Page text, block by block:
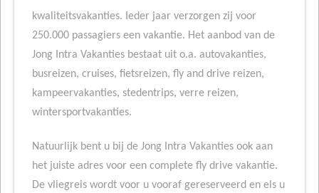
kwaliteitsvakanties. Ieder jaar verzorgen zij voor
250.000 passagiers een vakantie. Het aanbod van de
Jong Intra Vakanties bestaat uit o.a. autovakanties,
busreizen, cruises, fietsreizen, fly and drive reizen,
kampeervakanties, stedentrips, verre reizen,
wintersportvakanties.
Natuurlijk bent u bij de Jong Intra Vakanties ook aan
het juiste adres voor een complete fly drive vakantie.
De vliegreis wordt voor u vooraf gereserveerd en els u